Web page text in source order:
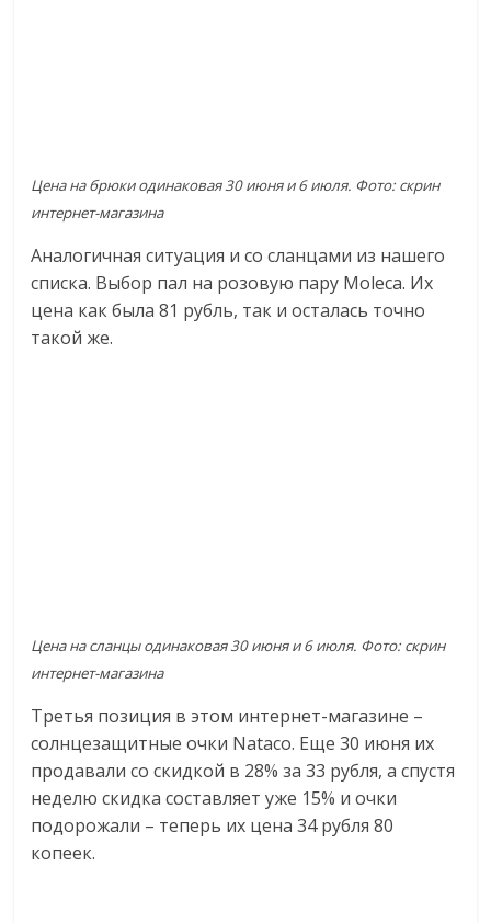
Цена на брюки одинаковая 30 июня и 6 июля. Фото: скрин
интернет-магазина
Аналогичная ситуация и со сланцами из нашего
списка. Выбор пал на розовую пару Moleca. Их
цена как была 81 рубль, так и осталась точно
такой же.
Цена на сланцы одинаковая 30 июня и 6 июля. Фото: скрин
интернет-магазина
Третья позиция в этом интернет-магазине –
солнцезащитные очки Nataco. Еще 30 июня их
продавали со скидкой в 28% за 33 рубля, а спустя
неделю скидка составляет уже 15% и очки
подорожали – теперь их цена 34 рубля 80
копеек.